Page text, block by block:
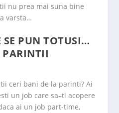
nu prea mai suna bine
varsta…
SE PUN TOTUSI…
PARINTII
ceri bani de la parinti? Ai
un job care sa–ti acopere
ai un job part-time,